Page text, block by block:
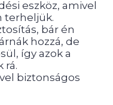
eszköz, amivel
terheljük.
bár én
hozzá, de
így azok a
rá.
biztonságos